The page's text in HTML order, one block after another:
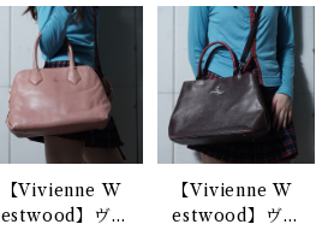
ップカットフラ
ップレザーハン
ドバッグ blac
k
タンチェックレ
ザーボディバッ
グ red&green
&black
【Vivienne W
estwood】ヴ
【Vivienne W
estwood】ヴ